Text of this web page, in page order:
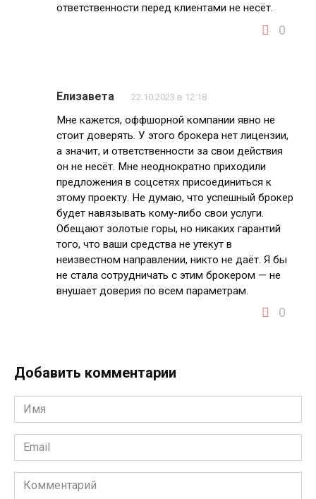
ответственности перед клиентами не несёт.
0
Елизавета 22.10.2023 в 12:18
Мне кажется, оффшорной компании явно не
стоит доверять. У этого брокера нет лицензии,
а значит, и ответственности за свои действия
он не несёт. Мне неоднократно приходили
предложения в соцсетях присоединиться к
этому проекту. Не думаю, что успешный брокер
будет навязывать кому-либо свои услуги.
Обещают золотые горы, но никаких гарантий
того, что ваши средства не утекут в
неизвестном направлении, никто не даёт. Я бы
не стала сотрудничать с этим брокером — не
внушает доверия по всем параметрам.
0
Добавить комментарии
Имя
*
Email
*
Комментарий